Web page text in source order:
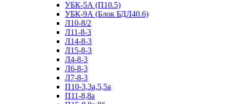
УБК-5А (П10.5)
УБК-9А (Блок БДЛ40.6)
Л10-8/2
Л11-8-3
Л14-8-3
Л15-8-3
Л4-8-3
Л6-8-3
Л7-8-3
П10-3,3а,5,5а
П11-8,8а